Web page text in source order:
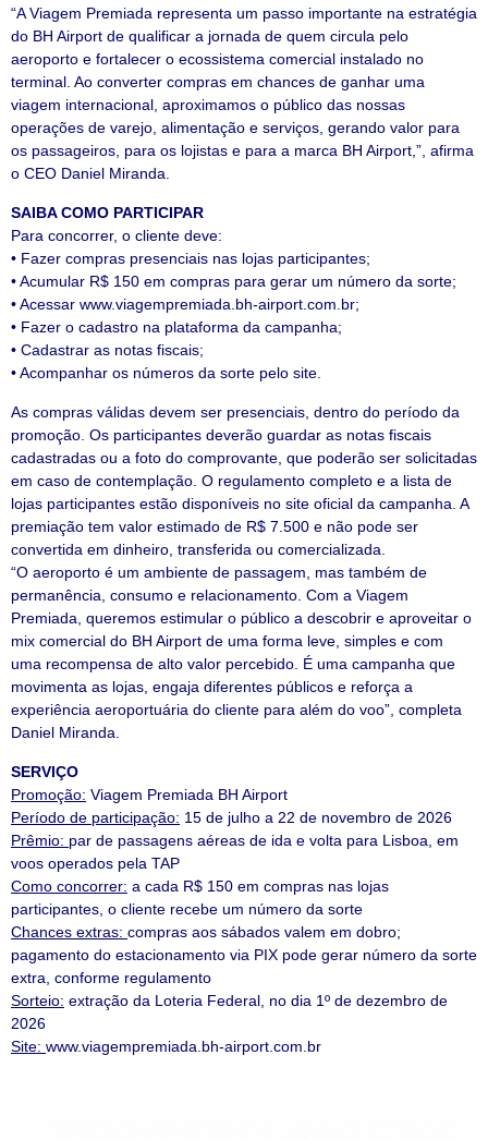
“A Viagem Premiada representa um passo importante na estratégia
do BH Airport de qualificar a jornada de quem circula pelo
aeroporto e fortalecer o ecossistema comercial instalado no
terminal. Ao converter compras em chances de ganhar uma
viagem internacional, aproximamos o público das nossas
operações de varejo, alimentação e serviços, gerando valor para
os passageiros, para os lojistas e para a marca BH Airport,”, afirma
o CEO Daniel Miranda.
SAIBA COMO PARTICIPAR
Para concorrer, o cliente deve:
• Fazer compras presenciais nas lojas participantes;
• Acumular R$ 150 em compras para gerar um número da sorte;
• Acessar www.viagempremiada.bh-airport.com.br;
• Fazer o cadastro na plataforma da campanha;
• Cadastrar as notas fiscais;
• Acompanhar os números da sorte pelo site.
As compras válidas devem ser presenciais, dentro do período da
promoção. Os participantes deverão guardar as notas fiscais
cadastradas ou a foto do comprovante, que poderão ser solicitadas
em caso de contemplação. O regulamento completo e a lista de
lojas participantes estão disponíveis no site oficial da campanha. A
premiação tem valor estimado de R$ 7.500 e não pode ser
convertida em dinheiro, transferida ou comercializada.
“O aeroporto é um ambiente de passagem, mas também de
permanência, consumo e relacionamento. Com a Viagem
Premiada, queremos estimular o público a descobrir e aproveitar o
mix comercial do BH Airport de uma forma leve, simples e com
uma recompensa de alto valor percebido. É uma campanha que
movimenta as lojas, engaja diferentes públicos e reforça a
experiência aeroportuária do cliente para além do voo”, completa
Daniel Miranda.
SERVIÇO
Promoção: Viagem Premiada BH Airport
Período de participação: 15 de julho a 22 de novembro de 2026
Prêmio: par de passagens aéreas de ida e volta para Lisboa, em
voos operados pela TAP
Como concorrer: a cada R$ 150 em compras nas lojas
participantes, o cliente recebe um número da sorte
Chances extras: compras aos sábados valem em dobro;
pagamento do estacionamento via PIX pode gerar número da sorte
extra, conforme regulamento
Sorteio: extração da Loteria Federal, no dia 1º de dezembro de
2026
Site: www.viagempremiada.bh-airport.com.br